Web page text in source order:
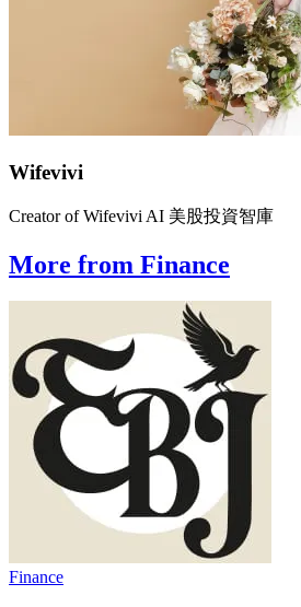
Wifevivi
Creator of Wifevivi AI 美股投資智庫
More from Finance
Finance